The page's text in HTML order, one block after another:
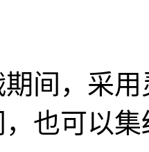
间，采
也可以